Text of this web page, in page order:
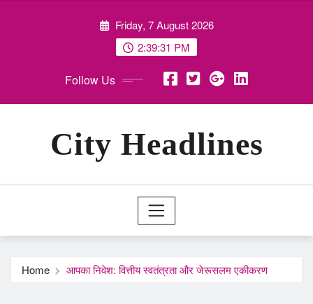
Friday, 7 August 2026
2:39:32 PM
Follow Us
City Headlines
Home आपका निवेश: वित्तीय स्वतंत्रता और जेरूसलम एकीकरण